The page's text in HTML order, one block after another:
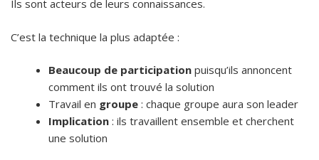
Ils sont acteurs de leurs connaissances.
C’est la technique la plus adaptée :
Beaucoup de participation puisqu’ils annoncent
comment ils ont trouvé la solution
Travail en groupe : chaque groupe aura son leader
Implication : ils travaillent ensemble et cherchent
une solution